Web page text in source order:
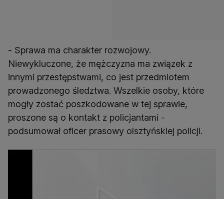
- Sprawa ma charakter rozwojowy.
Niewykluczone, że mężczyzna ma związek z
innymi przestępstwami, co jest przedmiotem
prowadzonego śledztwa. Wszelkie osoby, które
mogły zostać poszkodowane w tej sprawie,
proszone są o kontakt z policjantami -
podsumował oficer prasowy olsztyńskiej policji.